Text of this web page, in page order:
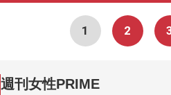
1 2
週刊女性PRIME